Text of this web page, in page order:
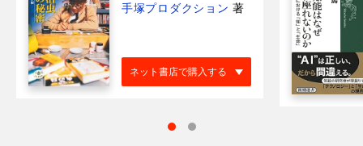
手塚プロダクション 著
ネット書店で購入する